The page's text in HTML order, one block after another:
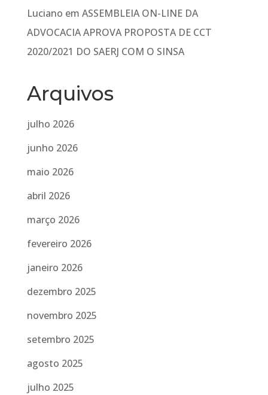
Luciano em ASSEMBLEIA ON-LINE DA
ADVOCACIA APROVA PROPOSTA DE CCT
2020/2021 DO SAERJ COM O SINSA
Arquivos
julho 2026
junho 2026
maio 2026
abril 2026
março 2026
fevereiro 2026
janeiro 2026
dezembro 2025
novembro 2025
setembro 2025
agosto 2025
julho 2025